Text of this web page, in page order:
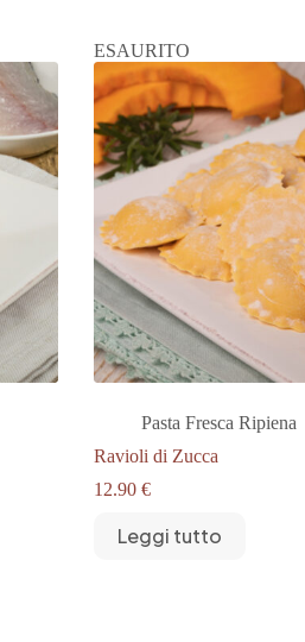
ESAURITO
Pasta Fresca Ripiena
Ravioli di Zucca
12.90 €
Leggi tutto